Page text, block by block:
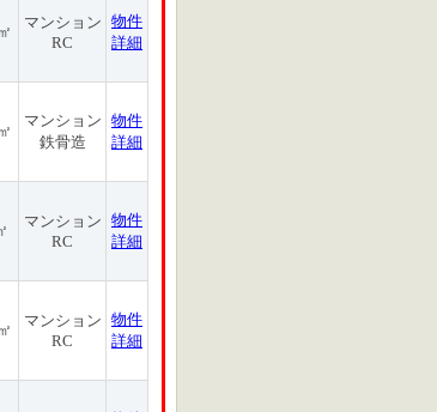
マンション
RC
物件
詳細
マンション
鉄骨造
物件
詳細
マンション
RC
物件
詳細
マンション
RC
物件
詳細